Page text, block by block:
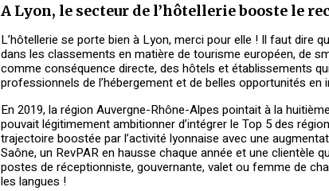
A Lyon, le secteur de l’hôtellerie booste le
L’hôtellerie se porte bien à Lyon, merci pour elle ! Il faut dire
dans les classements en matière de tourisme européen, de
comme conséquence directe, des hôtels et établissements
professionnels de l’hébergement et de belles opportunités en
En 2019, la région Auvergne-Rhône-Alpes pointait à la
pouvait légitimement ambitionner d’intégrer le Top 5 des
trajectoire boostée par l’activité lyonnaise avec une
Saône, un RevPAR en hausse chaque année et une clientèle
postes de réceptionniste, gouvernante, valet ou femme de
les langues !